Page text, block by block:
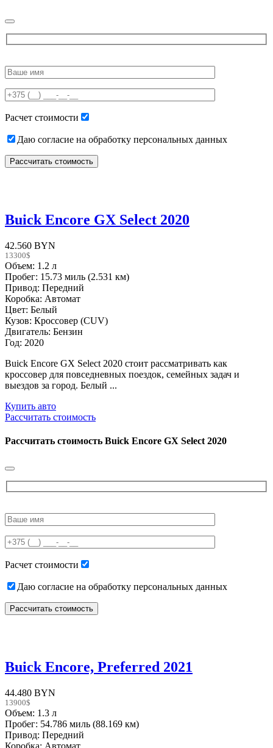
leave
field
empty.
Расчет стоимости
Даю согласие на обработку персональных данных
Buick Encore GX Select 2020
42.560 BYN
13300$
Объем: 1.2 л
Пробег: 15.73 миль (2.531 км)
Привод: Передний
Коробка: Автомат
Цвет: Белый
Кузов: Кроссовер (CUV)
Двигатель: Бензин
Год: 2020
Buick Encore GX Select 2020 стоит рассматривать как
кроссовер для повседневных поездок, семейных задач и
выездов за город. Белый ...
Купить авто
Рассчитать стоимость
Рассчитать стоимость Buick Encore GX Select 2020
leave
field
empty.
Расчет стоимости
Даю согласие на обработку персональных данных
Buick Encore, Preferred 2021
44.480 BYN
13900$
Объем: 1.3 л
Пробег: 54.786 миль (88.169 км)
Привод: Передний
Коробка: Автомат